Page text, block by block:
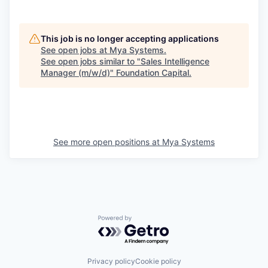
This job is no longer accepting applications
See open jobs at Mya Systems.
See open jobs similar to "Sales Intelligence
Manager (m/w/d)" Foundation Capital.
See more open positions at Mya Systems
Powered by Getro.com
Privacy policyCookie policy